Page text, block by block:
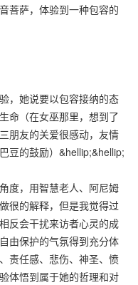
菩萨，体验到一种包容的
她说要以包容接纳的态
命（在女巫那里，想到了
朋友的关爱很感动，友情
豆的鼓励）&hellip;&hellip;
，用智慧老人、阿尼姆
很的解释，但是我觉得过
反会干扰来访者心灵的成
由保护的气氛得到充分体
责任感、悲伤、神圣、愤
体悟到属于她的哲理和对